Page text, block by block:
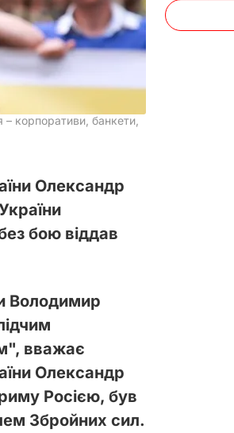
– корпоративи, банкети,
Олександр
бою віддав
Володимир
вважає
Олександр
Росією, був
Збройних сил.